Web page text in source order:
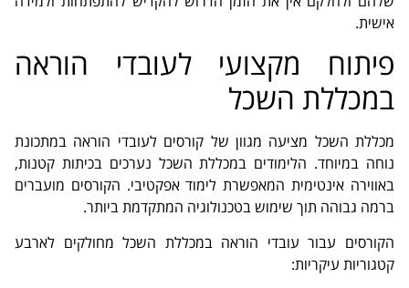
אישית.
פיתוח מקצועי לעובדי הוראה
במכללת השכל
מכללת השכל מציעה מגוון של קורסים לעובדי הוראה במתכונת
נוחה במיוחד. הלימודים במכללת השכל נערכים בכיתות קטנות,
באווירה אינטימית המאפשרת לימוד אפקטיבי. הקורסים מועברים
ברמה גבוהה תוך שימוש בטכנולוגיה המתקדמת ביותר.
הקורסים עבור עובדי הוראה במכללת השכל מחולקים לארבע
קטגוריות עיקריות: